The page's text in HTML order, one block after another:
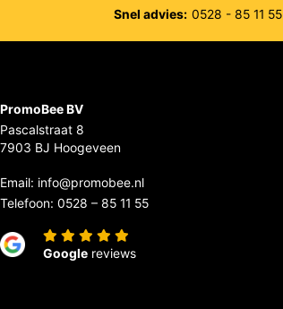
Snel advies: 0528 - 85 11 55
PromoBee BV
Pascalstraat 8
7903 BJ Hoogeveen
Email: info@promobee.nl
Telefoon: 0528 – 85 11 55
Google reviews